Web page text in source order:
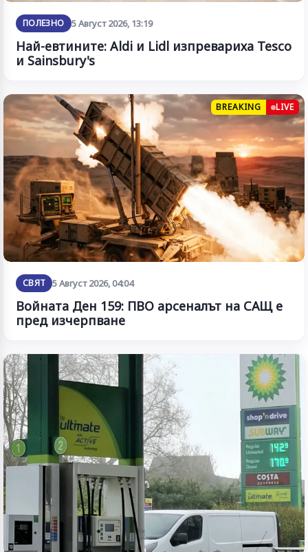
ПОЛЕЗНО 5 Август 2026, 13:19
Най-евтините: Aldi и Lidl изпревариха Tesco
и Sainsbury's
BREAKING LIVE
СВЯТ 5 Август 2026, 04:04
Войната Ден 159: ПВО арсеналът на САЩ е
пред изчерпване